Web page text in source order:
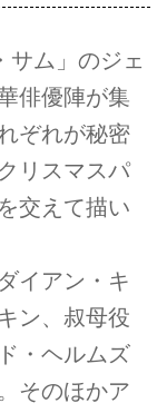
サム」のジェ
俳優陣が集
ぞれが秘密
リスマスパ
交えて描い
イアン・キ
ン、叔母役
・ヘルムズ
そのほかア